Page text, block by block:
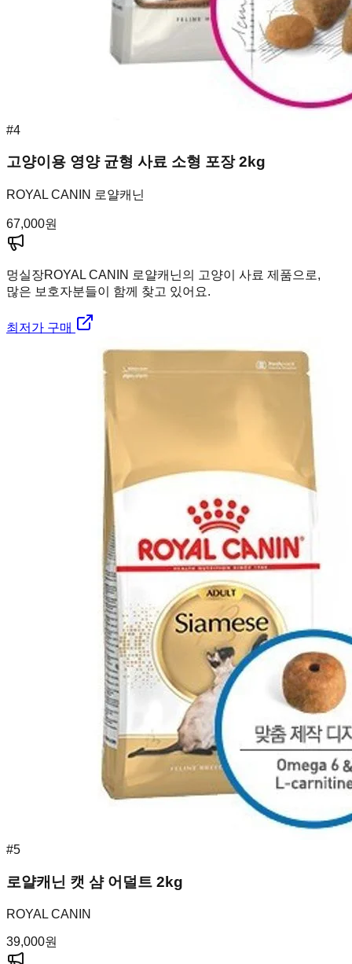
#4
고양이용 영양 균형 사료 소형 포장 2kg
ROYAL CANIN 로얄캐닌
67,000원
멍실장ROYAL CANIN 로얄캐닌의 고양이 사료 제품으로,
많은 보호자분들이 함께 찾고 있어요.
최저가 구매
#5
로얄캐닌 캣 샴 어덜트 2kg
ROYAL CANIN
39,000원